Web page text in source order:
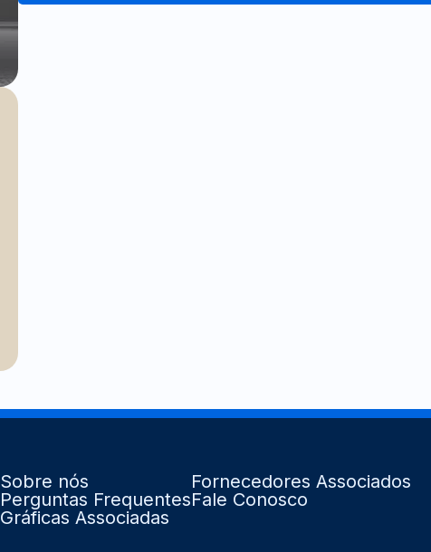
Sobre nós
Perguntas Frequentes
Gráficas Associadas
Fornecedores Associados
Fale Conosco